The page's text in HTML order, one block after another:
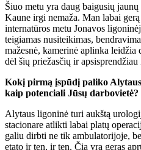
Šiuo metu yra daug baigusių
Kaune irgi nemaža. Man labai
internatūros metu Jonavos
teigiamas nusiteikimas,
mažesnė, kamerinė aplinka
dėl šių priežasčių ir
Kokį pirmą įspūdį paliko
kaip potenciali Jūsų darbovietė?
Alytaus ligoninė turi aukštą
stacionare atlikti labai platų
galiu dirbti ne tik ambulatorijoje,
etato ir ten, ir ten. Čia yra geras